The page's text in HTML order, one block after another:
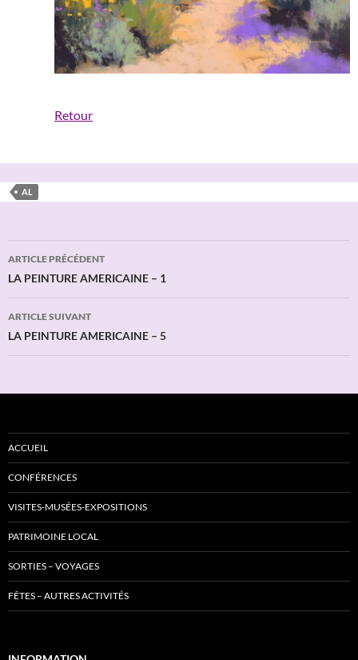
Retour
AL
Navigation
des
articles
ARTICLE PRÉCÉDENT
LA PEINTURE AMERICAINE – 1
ARTICLE SUIVANT
LA PEINTURE AMERICAINE – 5
ACCUEIL
CONFÉRENCES
VISITES-MUSÉES-EXPOSITIONS
PATRIMOINE LOCAL
SORTIES – VOYAGES
FÊTES – AUTRES ACTIVITÉS